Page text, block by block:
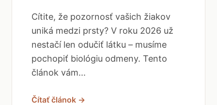
Cítite, že pozornosť vašich žiakov
uniká medzi prsty? V roku 2026 už
nestačí len odučiť látku – musíme
pochopiť biológiu odmeny. Tento
článok vám...
Čítať článok →